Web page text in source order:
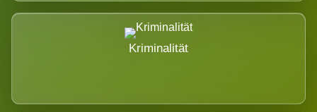
Kriminalität